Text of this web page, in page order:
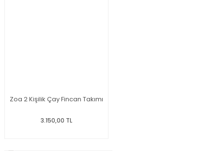
Zoa 2 Kişilik Çay Fincan Takımı
3.150,00 TL